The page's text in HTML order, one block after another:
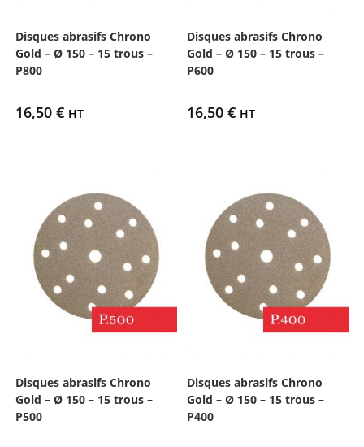
Disques abrasifs Chrono
Gold – Ø 150 – 15 trous –
P800
16,50 € HT
Disques abrasifs Chrono
Gold – Ø 150 – 15 trous –
P600
16,50€ HT
Disques abrasifs Chrono
Gold – Ø 150 – 15 trous –
P500
Disques abrasifs Chrono
Gold – Ø 150 – 15 trous –
P400